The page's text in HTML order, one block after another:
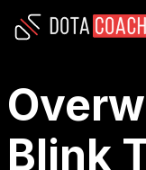
Blink